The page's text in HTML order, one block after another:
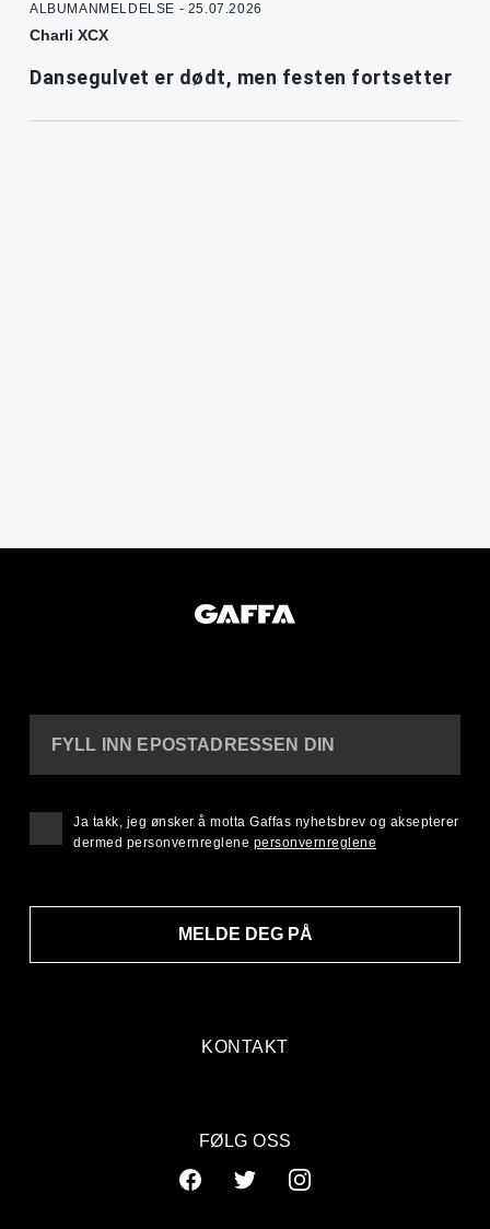
ALBUMANMELDELSE - 25.07.2026
Charli XCX
Dansegulvet er dødt, men festen fortsetter
KONTAKT
FYLL INN EPOSTADRESSEN DIN
MELDE DEG PÅ
Ja takk, jeg ønsker å motta Gaffas nyhetsbrev og aksepterer
dermed personvernreglene personvernreglene
FØLG OSS